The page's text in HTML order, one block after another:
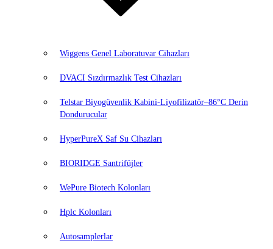
Wiggens Genel Laboratuvar Cihazları
DVACI Sızdırmazlık Test Cihazları
Telstar Biyogüvenlik Kabini-Liyofilizatör–86°C Derin
Dondurucular
HyperPureX Saf Su Cihazları
BIORIDGE Santrifüjler
WePure Biotech Kolonları
Hplc Kolonları
Autosamplerlar